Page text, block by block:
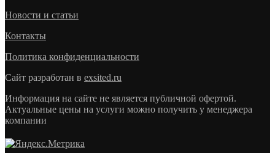
Новости и статьи
Контакты
Политика конфиденциальности
Сайт разработан в exsited.ru
Информация на сайте не является публичной офертой.
Актуальные цены на услуги можно получить у менеджера
компании